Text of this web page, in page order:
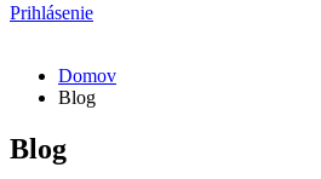
Prihlásenie
Domov
Blog
Blog